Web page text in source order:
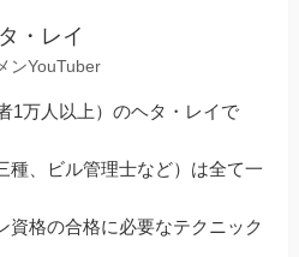
・レイ
ンYouTuber
1万人以上）のヘタ・レイで
種、ビル管理士など）は全て一
資格の合格に必要なテクニック